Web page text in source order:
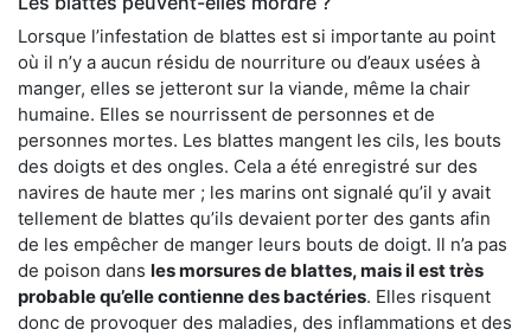
Lorsque l’infestation de blattes est si importante au point
où il n’y a aucun résidu de nourriture ou d’eaux usées à
manger, elles se jetteront sur la viande, même la chair
humaine. Elles se nourrissent de personnes et de
personnes mortes. Les blattes mangent les cils, les bouts
des doigts et des ongles. Cela a été enregistré sur des
navires de haute mer ; les marins ont signalé qu’il y avait
tellement de blattes qu’ils devaient porter des gants afin
de les empêcher de manger leurs bouts de doigt. Il n’a pas
de poison dans les morsures de blattes, mais il est très
probable qu’elle contienne des bactéries. Elles risquent
donc de provoquer des maladies, des inflammations et des